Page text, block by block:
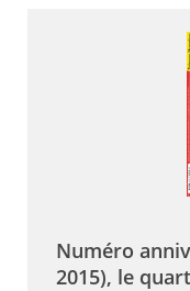
Numéro
2015), le